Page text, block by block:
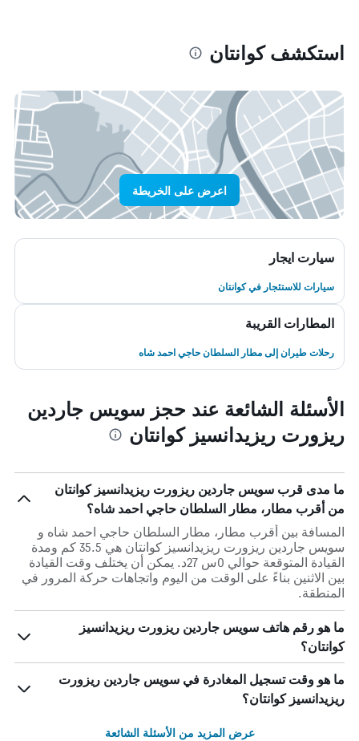
استكشف كوانتان
اعرض على الخريطة
سيارت ايجار
سيارات للاستئجار في كوانتان
المطارات القريبة
رحلات طيران إلى مطار السلطان حاجي احمد شاه
الأسئلة الشائعة عند حجز سويس جاردين
ريزورت ريزيدانسيز كوانتان
ما مدى قرب سويس جاردين ريزورت ريزيدانسيز كوانتان
من أقرب مطار، مطار السلطان حاجي احمد شاه؟
المسافة بين أقرب مطار، مطار السلطان حاجي احمد شاه و
سويس جاردين ريزورت ريزيدانسيز كوانتان هي 35.5 كم ومدة
القيادة المتوقعة حوالي 0س 27د. يمكن أن يختلف وقت القيادة
بين الاثنين بناءً على الوقت من اليوم واتجاهات حركة المرور في
المنطقة.
ما هو رقم هاتف سويس جاردين ريزورت ريزيدانسيز
كوانتان؟
ما هو وقت تسجيل المغادرة في سويس جاردين ريزورت
ريزيدانسيز كوانتان؟
عرض المزيد من الأسئلة الشائعة